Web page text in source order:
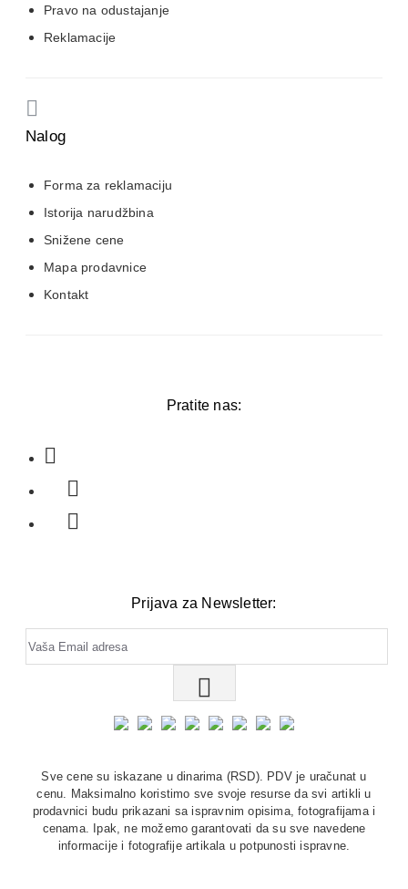
Pravo na odustajanje
Reklamacije
Nalog
Forma za reklamaciju
Istorija narudžbina
Snižene cene
Mapa prodavnice
Kontakt
Pratite nas:
Prijava za Newsletter:
Sve cene su iskazane u dinarima (RSD). PDV je uračunat u
cenu. Maksimalno koristimo sve svoje resurse da svi artikli u
prodavnici budu prikazani sa ispravnim opisima, fotografijama i
cenama. Ipak, ne možemo garantovati da su sve navedene
informacije i fotografije artikala u potpunosti ispravne.